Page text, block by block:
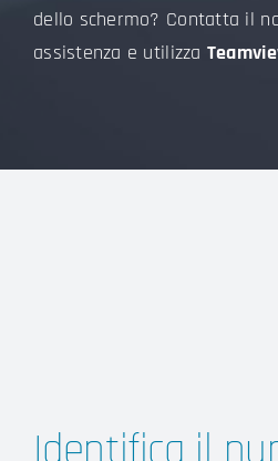
dello schermo? Contatta il
assistenza e utilizza